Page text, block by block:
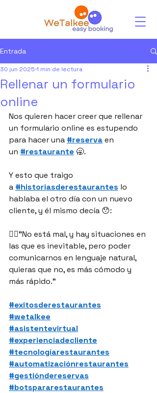
Entrada
Rellenar un formulario
online
30 jun 2025 1 min de lectura
Nos quieren hacer creer que rellenar
un formulario online es estupendo
para hacer una #reserva en
un #restaurante 🥱.
Y esto que traigo
a #historiasderestaurantes lo
hablaba el otro día con un nuevo
cliente, y él mismo decía 😯:
👉🏻"No está mal, y hay situaciones en
las que es inevitable, pero poder
comunicarnos en lenguaje natural,
quieras que no, es más cómodo y
más rápido."
#exitosderestaurantes
#wetalkee
#asistentevirtual
#experienciadecliente
#tecnologíarestaurantes
#automatizaciónrestaurantes
#gestióndereservas
#botspararestaurantes